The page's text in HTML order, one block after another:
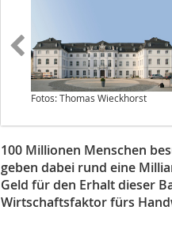
Fotos: Thomas Wieckhorst
100 Millionen Menschen
geben dabei rund eine
Geld für den Erhalt dieser
Wirtschaftsfaktor fürs